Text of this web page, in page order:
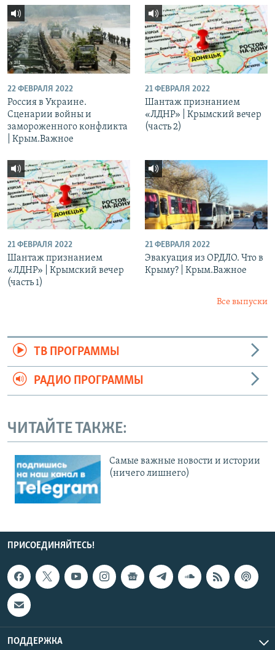
22 ФЕВРАЛЯ 2022
Россия в Украине.
Сценарии войны и
замороженного конфликта
| Крым.Важное
21 ФЕВРАЛЯ 2022
Шантаж признанием
«ЛДНР» | Крымский вечер
(часть 2)
21 ФЕВРАЛЯ 2022
Шантаж признанием
«ЛДНР» | Крымский вечер
(часть 1)
21 ФЕВРАЛЯ 2022
Эвакуация из ОРДЛО. Что в
Крыму? | Крым.Важное
Все выпуски
ТВ ПРОГРАММЫ
РАДИО ПРОГРАММЫ
ЧИТАЙТЕ ТАКЖЕ:
Cамые важные новости и истории
(ничего лишнего)
ПРИСОЕДИНЯЙТЕСЬ!
ПОДДЕРЖКА